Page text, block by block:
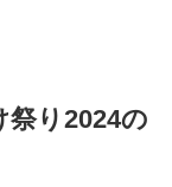
り2024の